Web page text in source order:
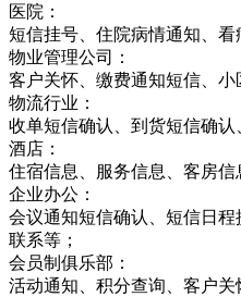
医院：
短信挂号、住院病情通知、看
物业管理公司：
客户关怀、缴费通知短信、小
物流行业：
收单短信确认、到货短信确认
酒店：
住宿信息、服务信息、客房信
企业办公：
会议通知短信确认、短信日
联系等；
会员制俱乐部：
活动通知、积分查询、客户关